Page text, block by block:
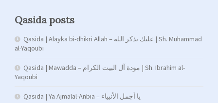
Qasida posts
Qasida | Alayka bi-dhikri Allah – عليك بذكر الله | Sh. Muhammad
al-Yaqoubi
Qasida | Mawadda – مودة آل البيت الكرام | Sh. Ibrahim al-
Yaqoubi
Qasida | Ya Ajmalal-Anbia – يا أجمل الأنبياء